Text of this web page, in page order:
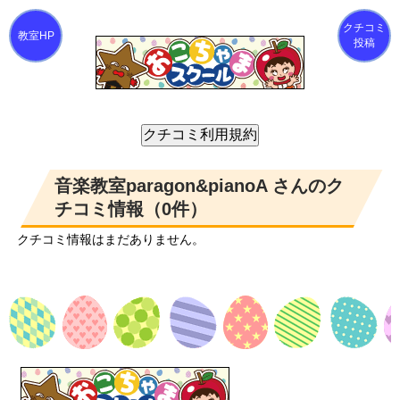
クチコミ
投稿
音楽教室paragon&pianoA さんのク
チコミ情報（0件）
クチコミ情報はまだありません。